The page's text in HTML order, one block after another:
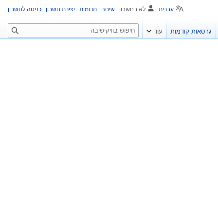
עברית לא בחשבון שיחה תרומות יצירת חשבון כניסה לחשבון
גרסאות קודמות עוד
ח
י